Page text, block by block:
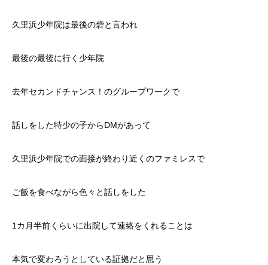
久里浜少年院は最後の砦と言われ
最後の最後に行く少年院
去年セカンドチャンス！のグループワークで
話しをした特少の子からDMがあって
久里浜少年院での面接が終わり近くのファミレスで
ご飯を食べながら色々と話しをした
1カ月半前くらいに出院して連絡をくれることは
本気で変わろうとしている証拠だと思う